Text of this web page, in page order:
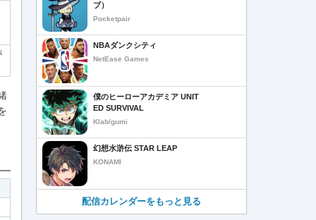
ブ）
Pocketpair
NBAダンクシティ
NetEase Games
僕のヒーローアカデミア UNIT
ED SURVIVAL
Klab/gumi
幻想水滸伝 STAR LEAP
KONAMI
配信カレンダーをもっと見る